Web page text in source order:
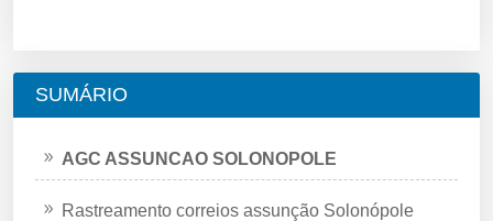
SUMÁRIO
AGC ASSUNCAO SOLONOPOLE
Rastreamento correios assunção Solonópole